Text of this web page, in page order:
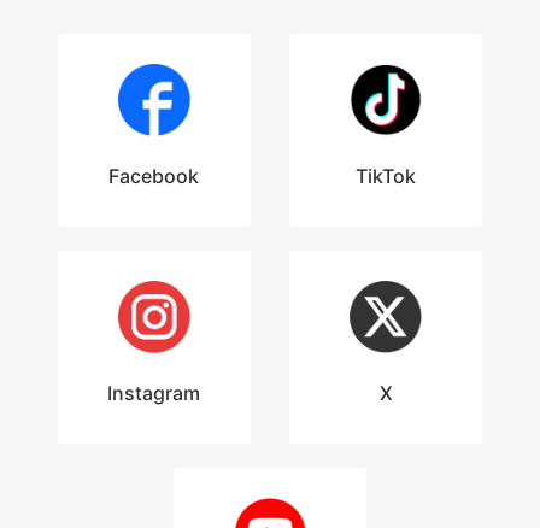
Facebook TikTok
Instagram X